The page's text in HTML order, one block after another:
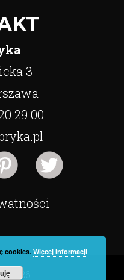
3
29 00
2026
cookies.Więcej informacji